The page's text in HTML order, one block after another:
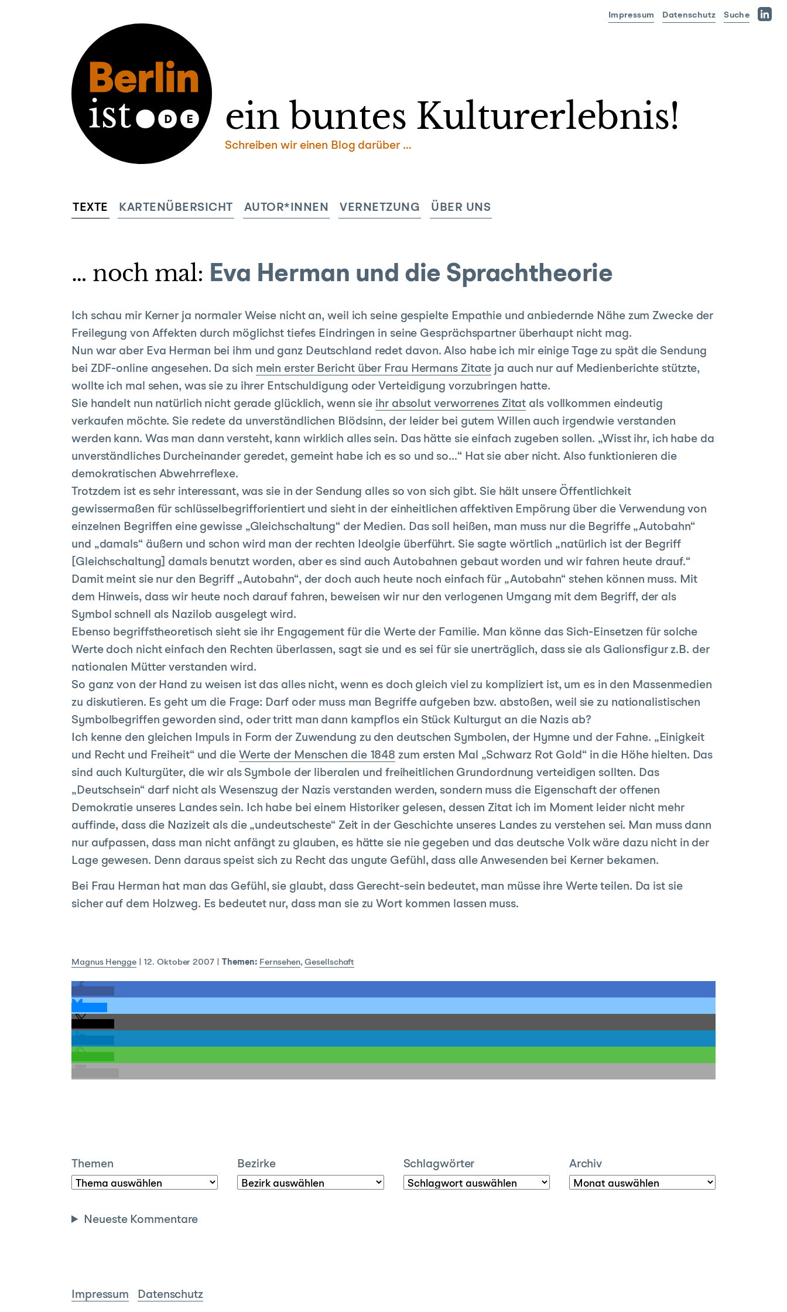
ein buntes Kulturerlebnis!
Schreiben wir einen Blog darüber …
TEXTE KARTENÜBERSICHT AUTOR*INNEN VERNETZUNG ÜBER UNS
Impressum Datenschutz
Suche
… noch mal: Eva Herman und die Sprachtheorie
Ich schau mir Kerner ja normaler Weise nicht an, weil ich seine gespielte Empathie und anbiedernde Nähe zum Zwecke der
Freilegung von Affekten durch möglichst tiefes Eindringen in seine Gesprächspartner überhaupt nicht mag.
Nun war aber Eva Herman bei ihm und ganz Deutschland redet davon. Also habe ich mir einige Tage zu spät die Sendung
bei ZDF-online angesehen. Da sich mein erster Bericht über Frau Hermans Zitate ja auch nur auf Medienberichte stützte,
wollte ich mal sehen, was sie zu ihrer Entschuldigung oder Verteidigung vorzubringen hatte.
Sie handelt nun natürlich nicht gerade glücklich, wenn sie ihr absolut verworrenes Zitat als vollkommen eindeutig
verkaufen möchte. Sie redete da unverständlichen Blödsinn, der leider bei gutem Willen auch irgendwie verstanden
werden kann. Was man dann versteht, kann wirklich alles sein. Das hätte sie einfach zugeben sollen. „Wisst ihr, ich habe da
unverständliches Durcheinander geredet, gemeint habe ich es so und so…“ Hat sie aber nicht. Also funktionieren die
demokratischen Abwehrreflexe.
Trotzdem ist es sehr interessant, was sie in der Sendung alles so von sich gibt. Sie hält unsere Öffentlichkeit
gewissermaßen für schlüsselbegrifforientiert und sieht in der einheitlichen affektiven Empörung über die Verwendung von
einzelnen Begriffen eine gewisse „Gleichschaltung“ der Medien. Das soll heißen, man muss nur die Begriffe „Autobahn“
und „damals“ äußern und schon wird man der rechten Ideolgie überführt. Sie sagte wörtlich „natürlich ist der Begriff
[Gleichschaltung] damals benutzt worden, aber es sind auch Autobahnen gebaut worden und wir fahren heute drauf.“
Damit meint sie nur den Begriff „Autobahn“, der doch auch heute noch einfach für „Autobahn“ stehen können muss. Mit
dem Hinweis, dass wir heute noch darauf fahren, beweisen wir nur den verlogenen Umgang mit dem Begriff, der als
Symbol schnell als Nazilob ausgelegt wird.
Ebenso begriffstheoretisch sieht sie ihr Engagement für die Werte der Familie. Man könne das Sich-Einsetzen für solche
Werte doch nicht einfach den Rechten überlassen, sagt sie und es sei für sie unerträglich, dass sie als Galionsfigur z.B. der
nationalen Mütter verstanden wird.
So ganz von der Hand zu weisen ist das alles nicht, wenn es doch gleich viel zu kompliziert ist, um es in den Massenmedien
zu diskutieren. Es geht um die Frage: Darf oder muss man Begriffe aufgeben bzw. abstoßen, weil sie zu nationalistischen
Symbolbegriffen geworden sind, oder tritt man dann kampflos ein Stück Kulturgut an die Nazis ab?
Ich kenne den gleichen Impuls in Form der Zuwendung zu den deutschen Symbolen, der Hymne und der Fahne. „Einigkeit
und Recht und Freiheit“ und die Werte der Menschen die 1848 zum ersten Mal „Schwarz Rot Gold“ in die Höhe hielten. Das
sind auch Kulturgüter, die wir als Symbole der liberalen und freiheitlichen Grundordnung verteidigen sollten. Das
„Deutschsein“ darf nicht als Wesenszug der Nazis verstanden werden, sondern muss die Eigenschaft der offenen
Demokratie unseres Landes sein. Ich habe bei einem Historiker gelesen, dessen Zitat ich im Moment leider nicht mehr
auffinde, dass die Nazizeit als die „undeutscheste“ Zeit in der Geschichte unseres Landes zu verstehen sei. Man muss dann
nur aufpassen, dass man nicht anfängt zu glauben, es hätte sie nie gegeben und das deutsche Volk wäre dazu nicht in der
Lage gewesen. Denn daraus speist sich zu Recht das ungute Gefühl, dass alle Anwesenden bei Kerner bekamen.
Bei Frau Herman hat man das Gefühl, sie glaubt, dass Gerecht-sein bedeutet, man müsse ihre Werte teilen. Da ist sie
sicher auf dem Holzweg. Es bedeutet nur, dass man sie zu Wort kommen lassen muss.
Magnus Hengge| 12. Oktober 2007| Themen: Fernsehen,Gesellschaft
Themen Bezirke Schlagwörter Archiv
Neueste Kommentare
Impressum Datenschutz